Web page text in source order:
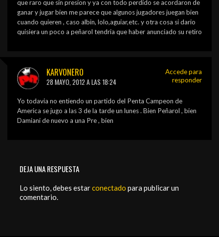
que raro que sin presion y ya con todo perdido se acordaron de
ganar y jugar bien me parece que algunos jugadores juegan bien
cuando quieren , caso albin, lolo,aguiar,etc. y otra cosa si dario
quisiera un poco a peñarol tendria que haber anunciado su retiro
KARVONERO
28 MAYO, 2012 A LAS 18:24
Yo todavia no entiendo un partido del Penta Campeon de
America se jugo a las 3 de la tarde un lunes . Bien Peñarol , bien
Damiani de nuevo a una Pre , bien
Accede para
responder
DEJA UNA RESPUESTA
Lo siento, debes estarconectado para publicar un
comentario.